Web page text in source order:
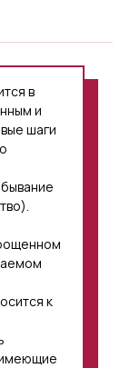
в
и
шаги
к